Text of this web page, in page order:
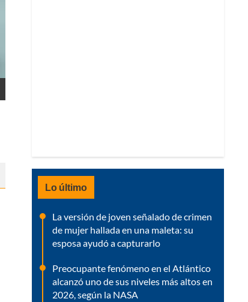
Lo último
La versión de joven señalado de crimen
de mujer hallada en una maleta: su
esposa ayudó a capturarlo
Preocupante fenómeno en el Atlántico
alcanzó uno de sus niveles más altos en
2026, según la NASA